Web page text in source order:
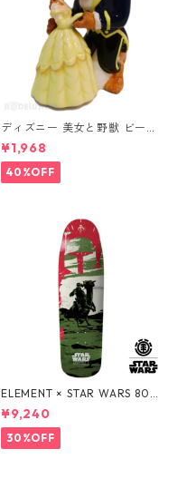
ディズニー 美女と野獣 ビース
ト&ベル ソルト&ペッパー DIS
NEY
¥1,968
40%OFF
ELEMENT × STAR WARS 80S
BOBA FETT SKATEBOARD D
ECK ボバ・フェット スケート
ボードデッキ エレメント スタ
ー・ウォーズ
¥9,240
30%OFF